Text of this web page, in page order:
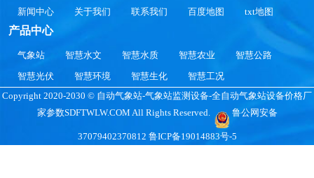
新闻中心
关于我们 联系我们 百度地图 txt地图
产品中心
气象站 智慧水文 智慧水质 智慧农业
智慧公路
智慧光伏
智慧环境 智慧生化
智慧工况
Copyright 2020-2030 © 自动气象站-气象站监测设备-全自动气象站设备价格厂
家参数SDFTWLW.COM All Rights Reserved.
鲁公网安备
37079402370812 鲁ICP备19014883号-5